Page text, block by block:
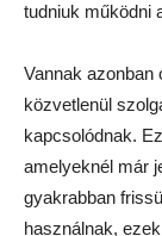
tudniuk működni
Vannak azonban
közvetlenül
kapcsolódnak.
amelyeknél már
gyakrabban
használnak,